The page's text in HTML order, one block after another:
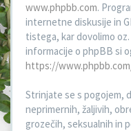
www.phpbb.com.
internetne diskusije in
tistega, kar dovolimo
informacije o phpBB si
https://
Strinjate se s pogojem,
neprimernih, žaljivih,
grozečih, seksualnih in